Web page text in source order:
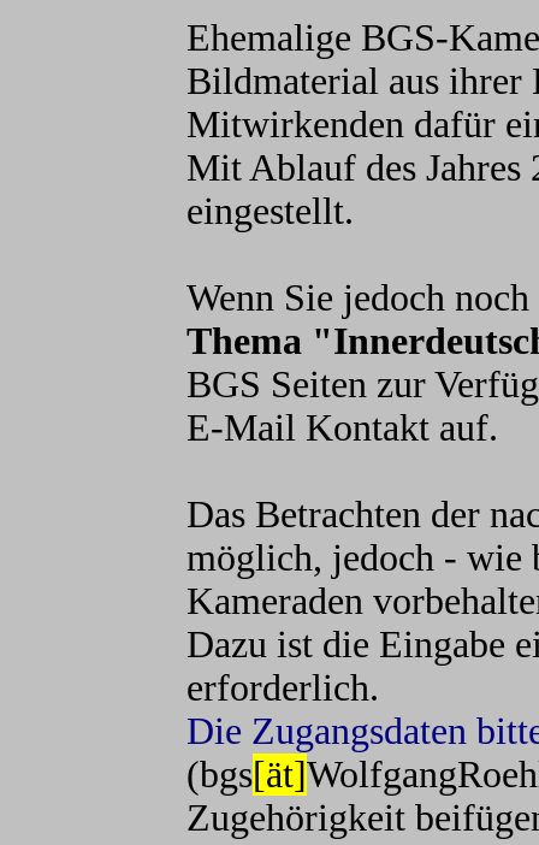
Ehemalige BGS-
Bildmaterial aus ihrer
Mitwirkenden dafür
Mit Ablauf des
eingestellt.
Wenn Sie jedoch noch
Thema
BGS Seiten zur
E-Mail Kontakt auf.
Das Betrachten der
möglich, jedoch - wie
Kameraden
Dazu ist die Eingabe
erforderlich.
Die Zugangsdaten
(bgs[ät]
Zugehörigkeit